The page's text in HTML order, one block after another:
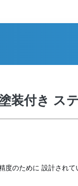
装付き ス
度のために 設計され